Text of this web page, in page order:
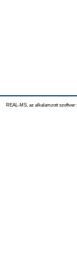
REAL-MS, az alkalamzott szoftver: